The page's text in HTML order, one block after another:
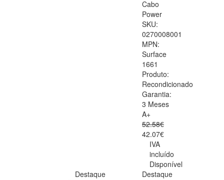
Cabo
Power
SKU:
0270008001
MPN:
Surface
1661
Produto:
Recondicionado
Garantia:
3 Meses
A+
52.58€
42.07€
IVA
incluído
Disponível
Destaque
Destaque